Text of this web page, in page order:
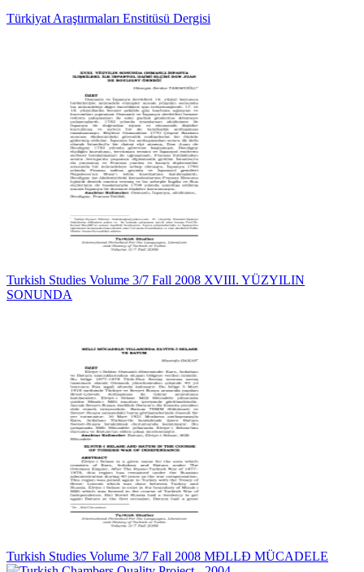
Türkiyat Araştırmaları Enstitüsü Dergisi
Turkish Studies Volume 3/7 Fall 2008 XVIII. YÜZYILIN
SONUNDA
Turkish Studies Volume 3/7 Fall 2008 MĐLLĐ MÜCADELE